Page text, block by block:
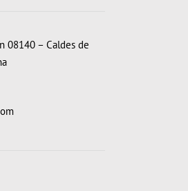
08140 – Caldes de